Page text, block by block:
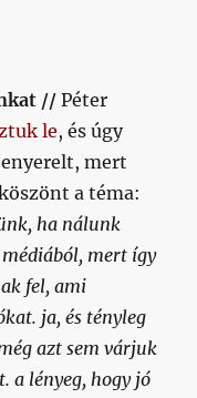
// Péter
le, és úgy
mert
a téma:
ha nálunk
mert így
fel, ami
ja, és tényleg
azt sem várjuk
a lényeg, hogy jó